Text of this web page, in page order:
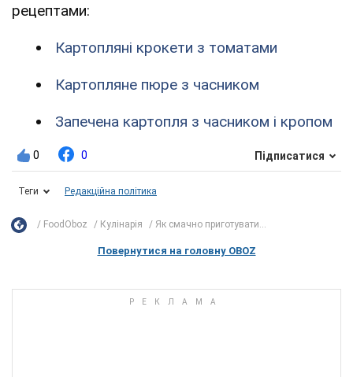
рецептами:
Картопляні крокети з томатами
Картопляне пюре з часником
Запечена картопля з часником і кропом
0 0 Підписатися
Теги Редакційна політика
FoodOboz Кулінарія Як смачно приготувати...
Повернутися на головну OBOZ